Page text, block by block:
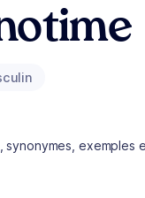
synonymes, exemples